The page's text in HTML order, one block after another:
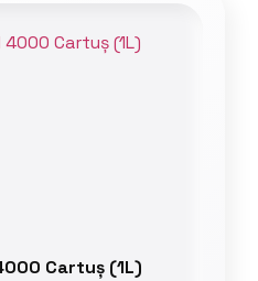
Cartuș (1L)